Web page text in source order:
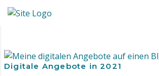
Digitale Angebote in 2021